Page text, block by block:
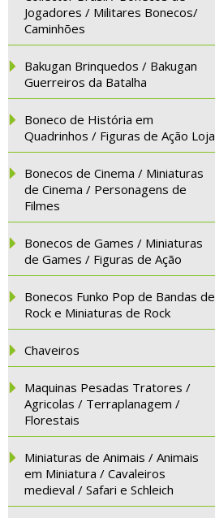
Jogadores / Militares Bonecos/
Caminhões
Bakugan Brinquedos / Bakugan
Guerreiros da Batalha
Boneco de História em
Quadrinhos / Figuras de Ação Loja
Bonecos de Cinema / Miniaturas
de Cinema / Personagens de
Filmes
Bonecos de Games / Miniaturas
de Games / Figuras de Ação
Bonecos Funko Pop de Bandas de
Rock e Miniaturas de Rock
Chaveiros
Maquinas Pesadas Tratores /
Agricolas / Terraplanagem /
Florestais
Miniaturas de Animais / Animais
em Miniatura / Cavaleiros
medieval / Safari e Schleich